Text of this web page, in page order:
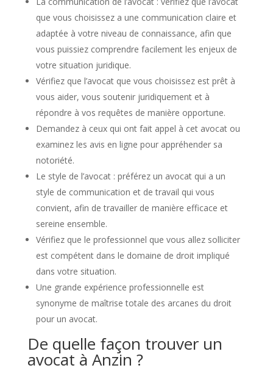
que vous choisissez a une communication claire et
adaptée à votre niveau de connaissance, afin que
vous puissiez comprendre facilement les enjeux de
votre situation juridique.
Vérifiez que l’avocat que vous choisissez est prêt à
vous aider, vous soutenir juridiquement et à
répondre à vos requêtes de manière opportune.
Demandez à ceux qui ont fait appel à cet avocat ou
examinez les avis en ligne pour appréhender sa
notoriété.
Le style de l’avocat : préférez un avocat qui a un
style de communication et de travail qui vous
convient, afin de travailler de manière efficace et
sereine ensemble.
Vérifiez que le professionnel que vous allez solliciter
est compétent dans le domaine de droit impliqué
dans votre situation.
Une grande expérience professionnelle est
synonyme de maîtrise totale des arcanes du droit
pour un avocat.
De quelle façon trouver un
avocat à Anzin ?